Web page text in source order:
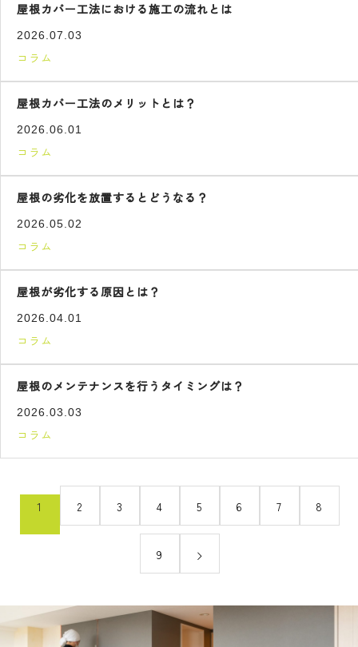
屋根カバー工法における施工の流れとは
2026.07.03
コラム
屋根カバー工法のメリットとは？
2026.06.01
コラム
屋根の劣化を放置するとどうなる？
2026.05.02
コラム
屋根が劣化する原因とは？
2026.04.01
コラム
屋根のメンテナンスを行うタイミングは？
2026.03.03
コラム
1 2 3 4 5 6 7 8
9